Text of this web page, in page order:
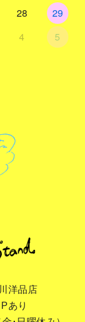
28
29
4 5
洋品店
あり